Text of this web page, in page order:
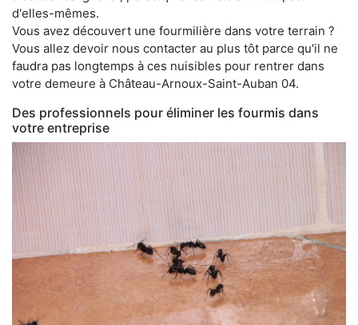
d'elles-mêmes.
Vous avez découvert une fourmilière dans votre terrain ?
Vous allez devoir nous contacter au plus tôt parce qu'il ne
faudra pas longtemps à ces nuisibles pour rentrer dans
votre demeure à Château-Arnoux-Saint-Auban 04.
Des professionnels pour éliminer les fourmis dans
votre entreprise